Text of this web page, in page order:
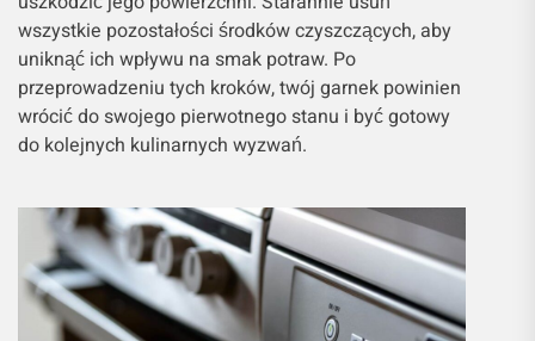
wszystkie pozostałości środków czyszczących, aby
uniknąć ich wpływu na smak potraw. Po
przeprowadzeniu tych kroków, twój garnek powinien
wrócić do swojego pierwotnego stanu i być gotowy
do kolejnych kulinarnych wyzwań.